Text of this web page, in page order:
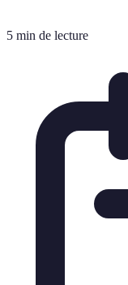
5 min de lecture